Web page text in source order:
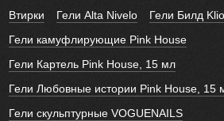
Втирки
Гели Alta Nivelo
Гели Билд
Гели камуфлирующие Pink House
Гели Картель Pink House, 15 мл
Гели Любовные истории Pink House, 15
Гели скульптурные VOGUENAILS